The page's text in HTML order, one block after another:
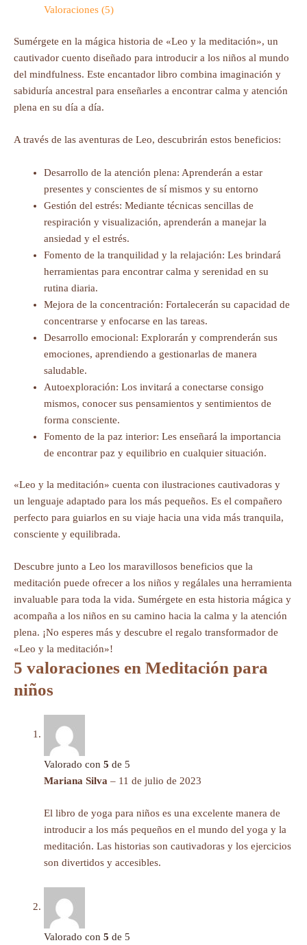
Valoraciones (5)
Sumérgete en la mágica historia de «Leo y la meditación», un
cautivador cuento diseñado para introducir a los niños al mundo
del mindfulness. Este encantador libro combina imaginación y
sabiduría ancestral para enseñarles a encontrar calma y atención
plena en su día a día.
A través de las aventuras de Leo, descubrirán estos beneficios:
Desarrollo de la atención plena: Aprenderán a estar
presentes y conscientes de sí mismos y su entorno
Gestión del estrés: Mediante técnicas sencillas de
respiración y visualización, aprenderán a manejar la
ansiedad y el estrés.
Fomento de la tranquilidad y la relajación: Les brindará
herramientas para encontrar calma y serenidad en su
rutina diaria.
Mejora de la concentración: Fortalecerán su capacidad de
concentrarse y enfocarse en las tareas.
Desarrollo emocional: Explorarán y comprenderán sus
emociones, aprendiendo a gestionarlas de manera
saludable.
Autoexploración: Los invitará a conectarse consigo
mismos, conocer sus pensamientos y sentimientos de
forma consciente.
Fomento de la paz interior: Les enseñará la importancia
de encontrar paz y equilibrio en cualquier situación.
«Leo y la meditación» cuenta con ilustraciones cautivadoras y
un lenguaje adaptado para los más pequeños. Es el compañero
perfecto para guiarlos en su viaje hacia una vida más tranquila,
consciente y equilibrada.
Descubre junto a Leo los maravillosos beneficios que la
meditación puede ofrecer a los niños y regálales una herramienta
invaluable para toda la vida. Sumérgete en esta historia mágica y
acompaña a los niños en su camino hacia la calma y la atención
plena. ¡No esperes más y descubre el regalo transformador de
«Leo y la meditación»!
5 valoraciones en Meditación para
niños
Valorado con 5 de 5
Mariana Silva – 11 de julio de 2023
El libro de yoga para niños es una excelente manera de
introducir a los más pequeños en el mundo del yoga y la
meditación. Las historias son cautivadoras y los ejercicios
son divertidos y accesibles.
Valorado con 5 de 5